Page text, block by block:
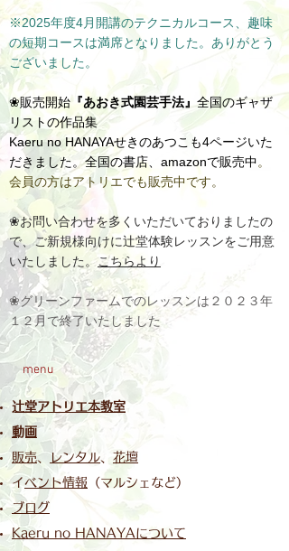
menu
​辻堂アトリエ本教室
​​動画
販売、 レンタル、 花壇
​イベント情報 （マルシェなど）
ブログ
Kaeru no HANAYAについて
​※2025年度4月開講のテクニカルコース、趣味
の短期コースは満席となりました。ありがとう
ございました。
❀販売開始 『あおき式園芸手法』 全国のギャザ
リストの作品集
Kaeru no HANAYAせきのあつこも4ページいた
だきました。全国の書店、amazonで販売中。
会員の方はアトリエでも販売中です。
❀お問い合わせを多くいただいておりましたの
で、ご新規様向けに辻堂体験レッスンをご用意
いたしました。 こちらより
❀グリーンファームでのレッスンは２０２３年
１２月で終了いたしました